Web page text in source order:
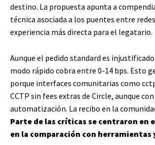
destino. La propuesta apunta a
técnica asociada a los puentes entre
experiencia más directa para el legatario.
Aunque el pedido standard es
modo rápido cobra entre 0-14 bps. Esto
porque interfaces comunitarias como
CCTP sin fees extras de Circle, aunque
automatización. La recibo en la
Parte de las críticas se centraron en
en la comparación con herramientas